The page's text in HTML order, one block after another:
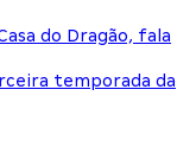
do Dragão, fala
temporada da